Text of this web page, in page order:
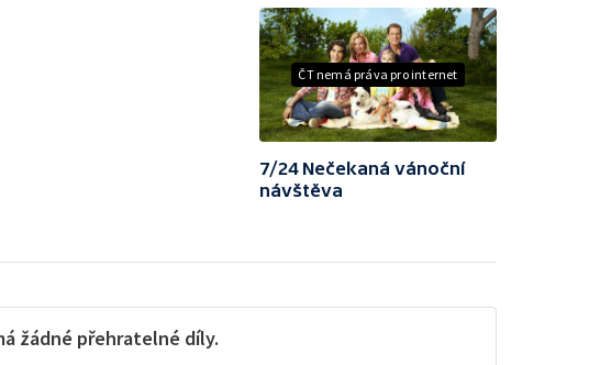
ČT nemá práva pro internet
7/24 Nečekaná vánoční
návštěva
žádné přehratelné díly.